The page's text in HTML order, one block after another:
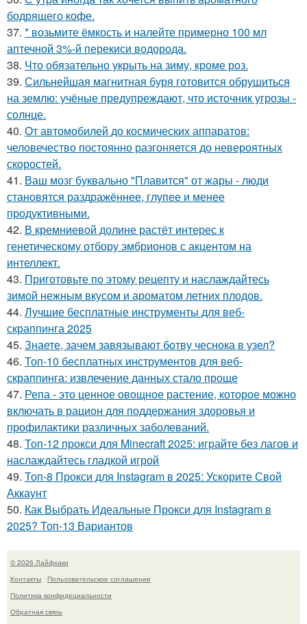
бодрящего кофе.
37. * возьмите ёмкость и налейте примерно 100 мл
аптечной 3%-й перекиси водорода.
38. Что обязательно укрыть на зиму, кроме роз.
39. Сильнейшая магнитная буря готовится обрушиться
на землю: учёные предупреждают, что источник угрозы -
солнце.
40. От автомобилей до космических аппаратов:
человечество постоянно разгоняется до невероятных
скоростей.
41. Ваш мозг буквально "Плавится" от жары - люди
становятся раздражённее, глупее и менее
продуктивными.
42. В кремниевой долине растёт интерес к
генетическому отбору эмбрионов с акцентом на
интеллект.
43. Приготовьте по этому рецепту и наслаждайтесь
зимой нежным вкусом и ароматом летних плодов.
44. Лучшие бесплатные инструменты для веб-
скраппинга 2025
45. Знаете, зачем завязывают ботву чеснока в узел?
46. Топ-10 бесплатных инструментов для веб-
скраппинга: извлечение данных стало проще
47. Репа - это ценное овощное растение, которое можно
включать в рацион для поддержания здоровья и
профилактики различных заболеваний.
48. Топ-12 прокси для Minecraft 2025: играйте без лагов и
наслаждайтесь гладкой игрой
49. Топ-8 Прокси для Instagram в 2025: Ускорите Свой
Аккаунт
50. Как Выбрать Идеальные Прокси для Instagram в
2025? Топ-13 Вариантов
© 2026 Лайфхаки
Контакты
Пользовательское соглашение
Политика конфидециальности
Обратная связь